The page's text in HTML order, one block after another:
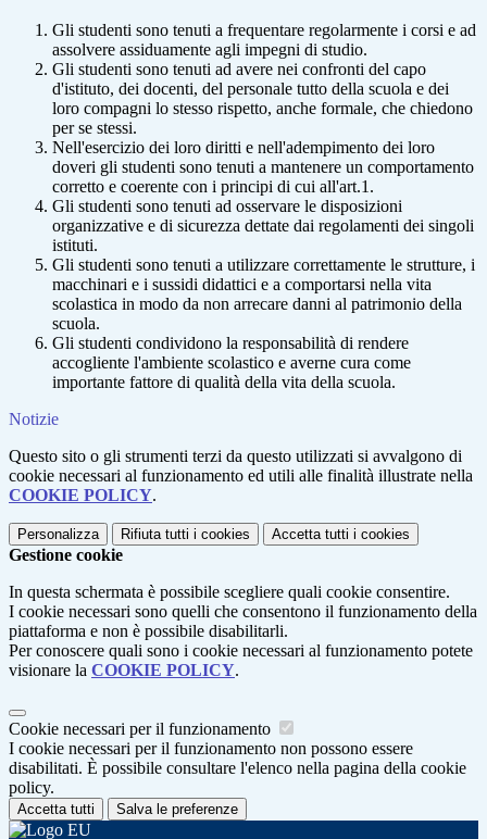
Gli studenti sono tenuti a frequentare regolarmente i corsi e ad
assolvere assiduamente agli impegni di studio.
Gli studenti sono tenuti ad avere nei confronti del capo
d'istituto, dei docenti, del personale tutto della scuola e dei
loro compagni lo stesso rispetto, anche formale, che chiedono
per se stessi.
Nell'esercizio dei loro diritti e nell'adempimento dei loro
doveri gli studenti sono tenuti a mantenere un comportamento
corretto e coerente con i principi di cui all'art.1.
Gli studenti sono tenuti ad osservare le disposizioni
organizzative e di sicurezza dettate dai regolamenti dei singoli
istituti.
Gli studenti sono tenuti a utilizzare correttamente le strutture, i
macchinari e i sussidi didattici e a comportarsi nella vita
scolastica in modo da non arrecare danni al patrimonio della
scuola.
Gli studenti condividono la responsabilità di rendere
accogliente l'ambiente scolastico e averne cura come
importante fattore di qualità della vita della scuola.
Notizie
Questo sito o gli strumenti terzi da questo utilizzati si avvalgono di
cookie necessari al funzionamento ed utili alle finalità illustrate nella
COOKIE POLICY.
Personalizza Rifiuta tutti i cookies Accetta tutti i cookies
Gestione cookie
In questa schermata è possibile scegliere quali cookie consentire.
I cookie necessari sono quelli che consentono il funzionamento della
piattaforma e non è possibile disabilitarli.
Per conoscere quali sono i cookie necessari al funzionamento potete
visionare la COOKIE POLICY.
Cookie necessari per il funzionamento
I cookie necessari per il funzionamento non possono essere
disabilitati. È possibile consultare l'elenco nella pagina della cookie
policy.
Accetta tutti Salva le preferenze